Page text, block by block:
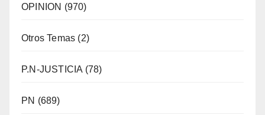
OPINION (970)
Otros Temas (2)
P.N-JUSTICIA (78)
PN (689)